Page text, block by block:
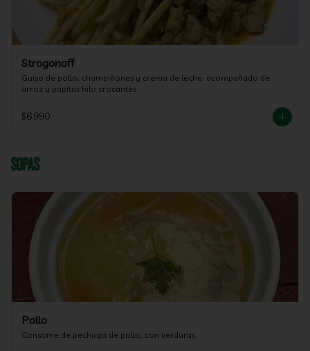
Strogonoff
Guiso de pollo, champiñones y crema de leche, acompañado de
arroz y papitas hilo crocantes
$6.990
Sopas
Pollo
Consome de pechuga de pollo, con verduras